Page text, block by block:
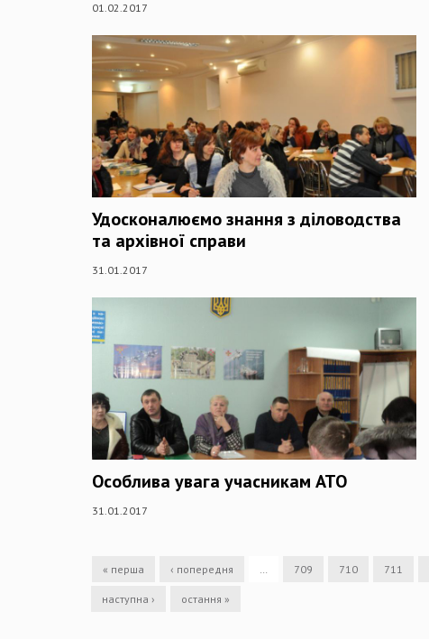
01.02.2017
Удосконалюємо знання з діловодства
та архівної справи
31.01.2017
Особлива увага учасникам АТО
31.01.2017
« перша ‹ попередня … 709 710 711
наступна › остання »